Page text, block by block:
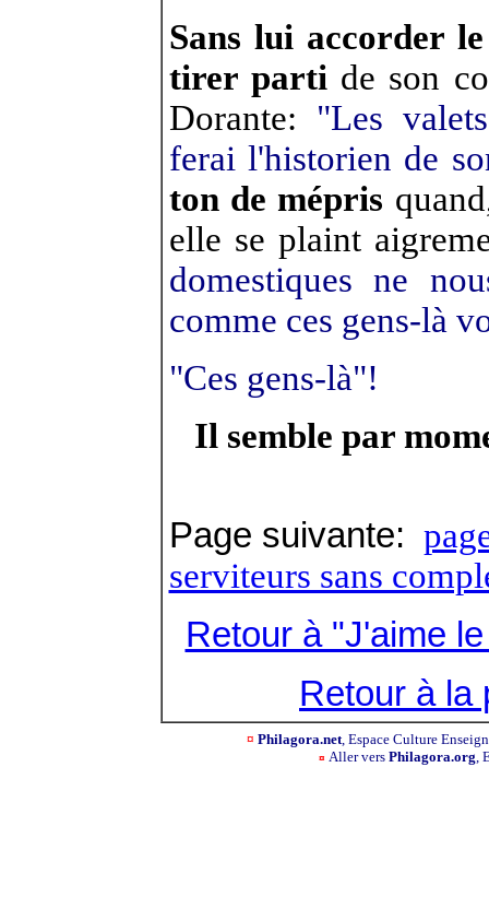
Sans lui accorder
tirer parti de son
Dorante: "Les
ferai l'historien de
ton de mépris
elle se plaint
domestiques ne
comme ces gens-là
"Ces gens-là"!
Il semble par
Page suivante:
serviteurs sans
Retour à "J'aime
Retour à la
¤ Philagora.net, Espace Culture
¤ Aller vers Philagora.org,